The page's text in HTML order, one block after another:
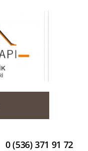
0 (536) 371 91 72